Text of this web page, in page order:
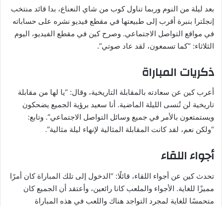
بعد ليلة من النوم وربما تناول كوب من شاي النعناع، بدا قائد منتخب
إنجلترا بنبرة أقرب إلى طبيعتها في مقطع فيديو نشره على حساباته
في مواقع التواصل الاجتماعي. وصرح كين في مقطع الفيديو، اليوم
الثلاثاء: “كما تسمعون، لقد عاد صوتي”.
ذكريات المباراة
أعرب كين عن سعادته بالمقابلة التاريخية، وقال: “يا لها من مقابلة
تاريخية لن تُنسى الليلة الماضية. أنا سعيد برؤية الجميع يضحكون
ويستمتعون بالأمر في جميع وسائل التواصل الاجتماعي”. وتابع:
“ولكن نعم، لقد كانت المقابلة المثالية لإنهاء ليلة مثالية”.
أجواء اللقاء
تحدث كين عن أجواء اللقاء، قائلًا: “الدخول إلى تلك المباراة كان أمرًا
مميزًا للغاية. الأجواء والملعب كانا رائعين، وأعتقد أن الجميع كان
متحمسًا للغاية لمجرد التواجد هناك واللعب في هذه المباراة